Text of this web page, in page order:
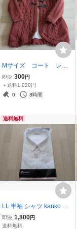
Mサイズ コート レー
ス ファー ニット ダッ
フルコート 長袖 カーディ
ガン
即決 300円
＋送料1,020円
0
8時間
送料無料
LL 半袖 シャツ kanko 白
ホワイト カッターシャツ
メンズ 制服 男子 高校 中
即決 1,800円
送料無料